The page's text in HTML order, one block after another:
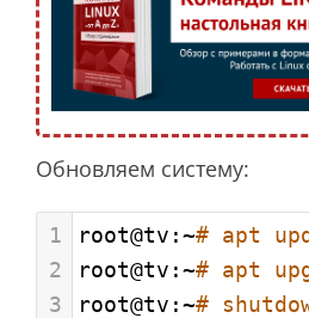
Обновляем систему:
1 root@tv:~# apt
2
root@tv:~# apt
3
root@tv:~#